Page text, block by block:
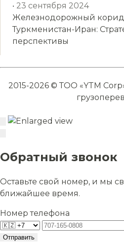
• 23 сентября 2024
Железнодорожный
Туркменистан-Иран:
перспективы
2015-2026 © ТОО «YTM
Обратный звонок
Оставьте свой номер, и мы
ближайшее время.
Номер телефона
Отправить